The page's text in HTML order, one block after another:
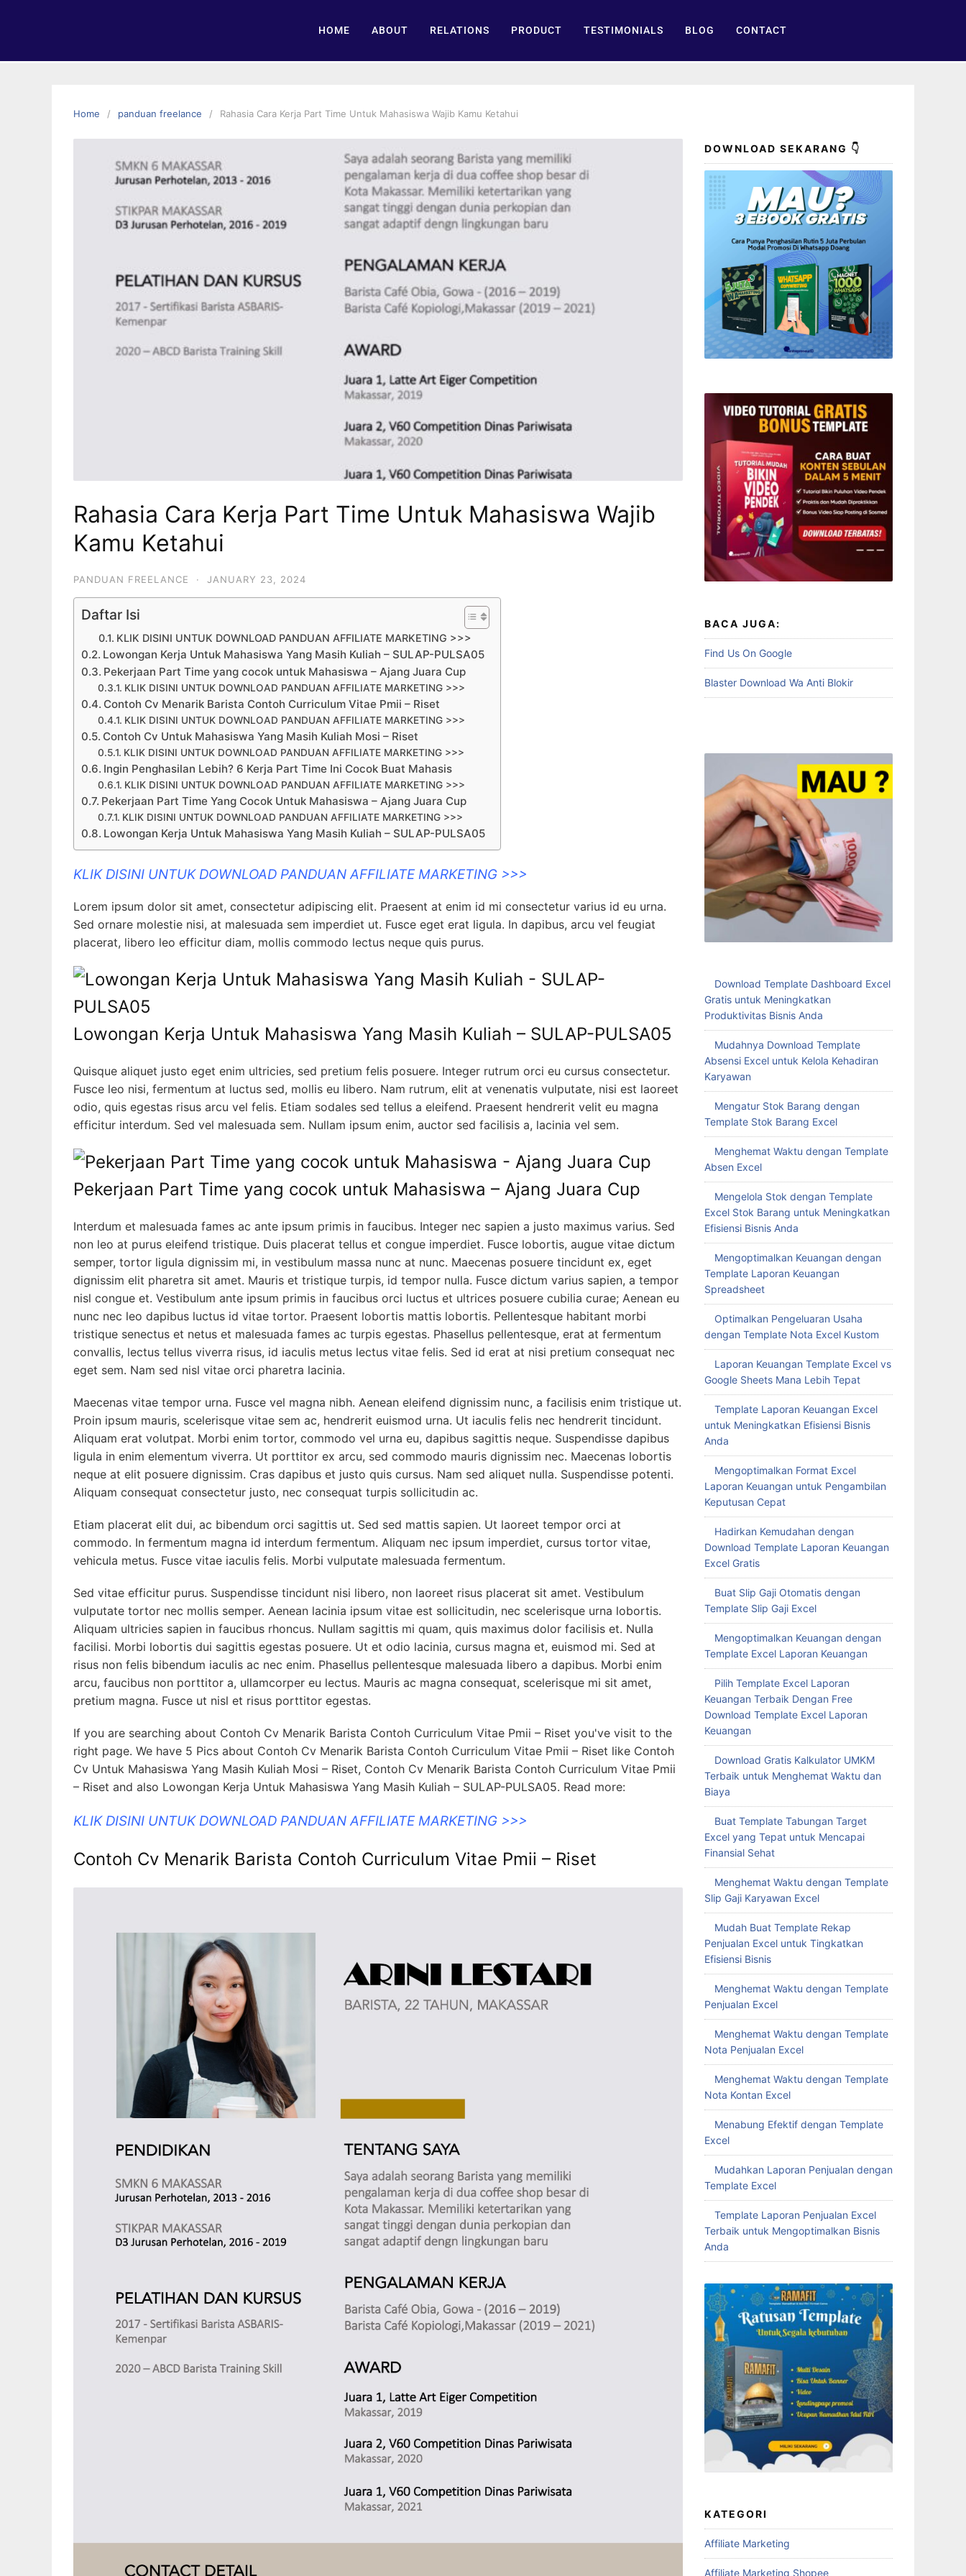
HOME ABOUT RELATIONS PRODUCT TESTIMONIALS BLOG CONTACT
Home panduan freelance Rahasia Cara Kerja Part Time Untuk Mahasiswa Wajib Kamu Ketahui
Rahasia Cara Kerja Part Time Untuk Mahasiswa Wajib
Kamu Ketahui
PANDUAN FREELANCE · JANUARY 23, 2024
Daftar Isi
KLIK DISINI UNTUK DOWNLOAD PANDUAN AFFILIATE MARKETING >>>
Lowongan Kerja Untuk Mahasiswa Yang Masih Kuliah – SULAP-PULSA05
Pekerjaan Part Time yang cocok untuk Mahasiswa – Ajang Juara Cup
KLIK DISINI UNTUK DOWNLOAD PANDUAN AFFILIATE MARKETING >>>
Contoh Cv Menarik Barista Contoh Curriculum Vitae Pmii – Riset
KLIK DISINI UNTUK DOWNLOAD PANDUAN AFFILIATE MARKETING >>>
Contoh Cv Untuk Mahasiswa Yang Masih Kuliah Mosi – Riset
KLIK DISINI UNTUK DOWNLOAD PANDUAN AFFILIATE MARKETING >>>
Ingin Penghasilan Lebih? 6 Kerja Part Time Ini Cocok Buat Mahasis
KLIK DISINI UNTUK DOWNLOAD PANDUAN AFFILIATE MARKETING >>>
Pekerjaan Part Time Yang Cocok Untuk Mahasiswa – Ajang Juara Cup
KLIK DISINI UNTUK DOWNLOAD PANDUAN AFFILIATE MARKETING >>>
Lowongan Kerja Untuk Mahasiswa Yang Masih Kuliah – SULAP-PULSA05
KLIK DISINI UNTUK DOWNLOAD PANDUAN AFFILIATE MARKETING >>>
Lorem ipsum dolor sit amet, consectetur adipiscing elit. Praesent at enim id mi consectetur varius id eu urna.
Sed ornare molestie nisi, at malesuada sem imperdiet ut. Fusce eget erat ligula. In dapibus, arcu vel feugiat
placerat, libero leo efficitur diam, mollis commodo lectus neque quis purus.
Lowongan Kerja Untuk Mahasiswa Yang Masih Kuliah – SULAP-PULSA05
Quisque aliquet justo eget enim ultricies, sed pretium felis posuere. Integer rutrum orci eu cursus consectetur.
Fusce leo nisi, fermentum at luctus sed, mollis eu libero. Nam rutrum, elit at venenatis vulputate, nisi est laoreet
odio, quis egestas risus arcu vel felis. Etiam sodales sed tellus a eleifend. Praesent hendrerit velit eu magna
efficitur interdum. Sed vel malesuada sem. Nullam ipsum enim, auctor sed facilisis a, lacinia vel sem.
Pekerjaan Part Time yang cocok untuk Mahasiswa – Ajang Juara Cup
Interdum et malesuada fames ac ante ipsum primis in faucibus. Integer nec sapien a justo maximus varius. Sed
non leo at purus eleifend tristique. Duis placerat tellus et congue imperdiet. Fusce lobortis, augue vitae dictum
semper, tortor ligula dignissim mi, in vestibulum massa nunc at nunc. Maecenas posuere tincidunt ex, eget
dignissim elit pharetra sit amet. Mauris et tristique turpis, id tempor nulla. Fusce dictum varius sapien, a tempor
nisl congue et. Vestibulum ante ipsum primis in faucibus orci luctus et ultrices posuere cubilia curae; Aenean eu
nunc nec leo dapibus luctus id vitae tortor. Praesent lobortis mattis lobortis. Pellentesque habitant morbi
tristique senectus et netus et malesuada fames ac turpis egestas. Phasellus pellentesque, erat at fermentum
convallis, lectus tellus viverra risus, id iaculis metus lectus vitae felis. Sed id erat at nisi pretium consequat nec
eget sem. Nam sed nisl vitae orci pharetra lacinia.
Maecenas vitae tempor urna. Fusce vel magna nibh. Aenean eleifend dignissim nunc, a facilisis enim tristique ut.
Proin ipsum mauris, scelerisque vitae sem ac, hendrerit euismod urna. Ut iaculis felis nec hendrerit tincidunt.
Aliquam erat volutpat. Morbi enim tortor, commodo vel urna eu, dapibus sagittis neque. Suspendisse dapibus
ligula in enim elementum viverra. Ut porttitor ex arcu, sed commodo mauris dignissim nec. Maecenas lobortis
neque at elit posuere dignissim. Cras dapibus et justo quis cursus. Nam sed aliquet nulla. Suspendisse potenti.
Aliquam consequat consectetur justo, nec consequat turpis sollicitudin ac.
Etiam placerat elit dui, ac bibendum orci sagittis ut. Sed sed mattis sapien. Ut laoreet tempor orci at
commodo. In fermentum magna id interdum fermentum. Aliquam nec ipsum imperdiet, cursus tortor vitae,
vehicula metus. Fusce vitae iaculis felis. Morbi vulputate malesuada fermentum.
Sed vitae efficitur purus. Suspendisse tincidunt nisi libero, non laoreet risus placerat sit amet. Vestibulum
vulputate tortor nec mollis semper. Aenean lacinia ipsum vitae est sollicitudin, nec scelerisque urna lobortis.
Aliquam ultricies sapien in faucibus rhoncus. Nullam sagittis mi quam, quis maximus dolor facilisis et. Nulla
facilisi. Morbi lobortis dui sagittis egestas posuere. Ut et odio lacinia, cursus magna et, euismod mi. Sed at
risus non felis bibendum iaculis ac nec enim. Phasellus pellentesque malesuada libero a dapibus. Morbi enim
arcu, faucibus non porttitor a, ullamcorper eu lectus. Mauris ac magna consequat, scelerisque mi sit amet,
pretium magna. Fusce ut nisl et risus porttitor egestas.
If you are searching about Contoh Cv Menarik Barista Contoh Curriculum Vitae Pmii – Riset you've visit to the
right page. We have 5 Pics about Contoh Cv Menarik Barista Contoh Curriculum Vitae Pmii – Riset like Contoh
Cv Untuk Mahasiswa Yang Masih Kuliah Mosi – Riset, Contoh Cv Menarik Barista Contoh Curriculum Vitae Pmii
– Riset and also Lowongan Kerja Untuk Mahasiswa Yang Masih Kuliah – SULAP-PULSA05. Read more:
KLIK DISINI UNTUK DOWNLOAD PANDUAN AFFILIATE MARKETING >>>
Contoh Cv Menarik Barista Contoh Curriculum Vitae Pmii – Riset
DOWNLOAD SEKARANG 👇
BACA JUGA:
Find Us On Google
Blaster Download Wa Anti Blokir
Download Template Dashboard Excel
Gratis untuk Meningkatkan
Produktivitas Bisnis Anda
Mudahnya Download Template
Absensi Excel untuk Kelola Kehadiran
Karyawan
Mengatur Stok Barang dengan
Template Stok Barang Excel
Menghemat Waktu dengan Template
Absen Excel
Mengelola Stok dengan Template
Excel Stok Barang untuk Meningkatkan
Efisiensi Bisnis Anda
Mengoptimalkan Keuangan dengan
Template Laporan Keuangan
Spreadsheet
Optimalkan Pengeluaran Usaha
dengan Template Nota Excel Kustom
Laporan Keuangan Template Excel vs
Google Sheets Mana Lebih Tepat
Template Laporan Keuangan Excel
untuk Meningkatkan Efisiensi Bisnis
Anda
Mengoptimalkan Format Excel
Laporan Keuangan untuk Pengambilan
Keputusan Cepat
Hadirkan Kemudahan dengan
Download Template Laporan Keuangan
Excel Gratis
Buat Slip Gaji Otomatis dengan
Template Slip Gaji Excel
Mengoptimalkan Keuangan dengan
Template Excel Laporan Keuangan
Pilih Template Excel Laporan
Keuangan Terbaik Dengan Free
Download Template Excel Laporan
Keuangan
Download Gratis Kalkulator UMKM
Terbaik untuk Menghemat Waktu dan
Biaya
Buat Template Tabungan Target
Excel yang Tepat untuk Mencapai
Finansial Sehat
Menghemat Waktu dengan Template
Slip Gaji Karyawan Excel
Mudah Buat Template Rekap
Penjualan Excel untuk Tingkatkan
Efisiensi Bisnis
Menghemat Waktu dengan Template
Penjualan Excel
Menghemat Waktu dengan Template
Nota Penjualan Excel
Menghemat Waktu dengan Template
Nota Kontan Excel
Menabung Efektif dengan Template
Excel
Mudahkan Laporan Penjualan dengan
Template Excel
Template Laporan Penjualan Excel
Terbaik untuk Mengoptimalkan Bisnis
Anda
KATEGORI
Affiliate Marketing
Affiliate Marketing Shopee